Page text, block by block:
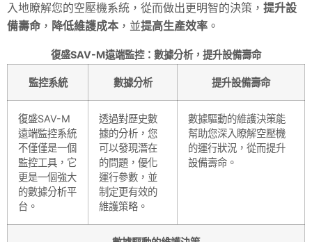
入地瞭解您的空壓機系統，從而做出更明智的決策， 提升設
備壽命 ， 降低維護成本 ，並提高生產效率 。
復盛SAV-M遠端監控：數據分析，提升設備壽命
監控系統 數據分析 提升設備壽命
復盛SAV-M
遠端監控系統
不僅僅是一個
監控工具，它
更是一個強大
的數據分析平
台。
透過對歷史數
據的分析，您
可以發現潛在
的問題，優化
運行參數，並
制定更有效的
維護策略。
數據驅動的維護決策能
幫助您深入瞭解空壓機
的運行狀況，從而提升
設備壽命。